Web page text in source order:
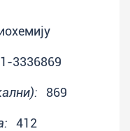
3336869
869
412